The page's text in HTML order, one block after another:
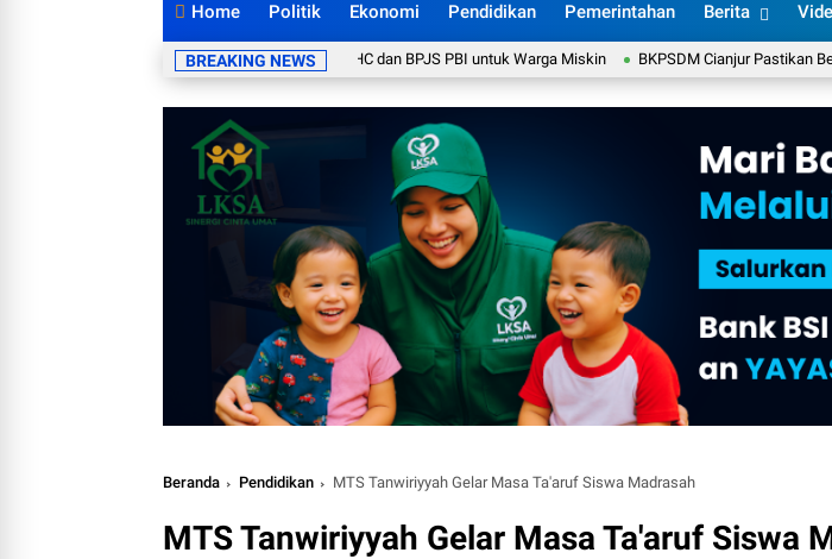
Home Politik Ekonomi Pendidikan Pemerintahan Berita
BREAKING NEWS
Desak Pemkab Cianjur Pulihkan Layanan UHC dan BPJS PBI untuk Warga Miskin BKPSDM Cianjur Pastikan Belum
Beranda Pendidikan MTS Tanwiriyyah Gelar Masa Ta'aruf Siswa Madrasah
MTS Tanwiriyyah Gelar Masa Ta'aruf Siswa